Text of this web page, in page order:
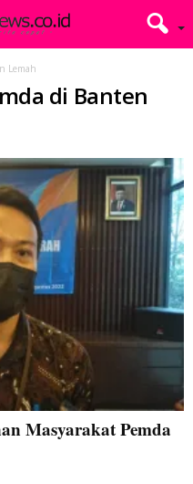
Lemah
di Banten
Masyarakat Pemda